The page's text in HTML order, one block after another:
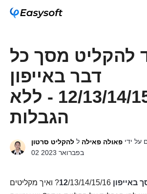
להקליט מסך כל
דבר באייפון
12/13/14/15/16 - ללא
הגבלות
על ידי פאולה פאילה ל להקליט סרטון
02 בפברואר 2023
12
/13/14/15/16? ואיך מקליטים